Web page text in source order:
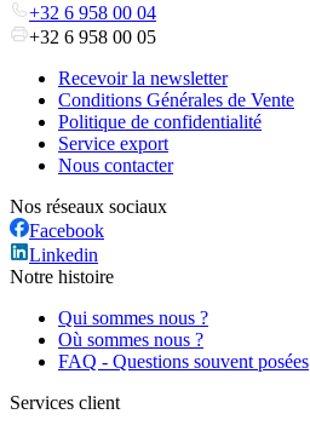
+32 6 958 00 04
+32 6 958 00 05
Recevoir la newsletter
Conditions Générales de Vente
Politique de confidentialité
Service export
Nous contacter
Nos réseaux sociaux
Facebook
Linkedin
Notre histoire
Qui sommes nous ?
Où sommes nous ?
FAQ - Questions souvent posées
Services client